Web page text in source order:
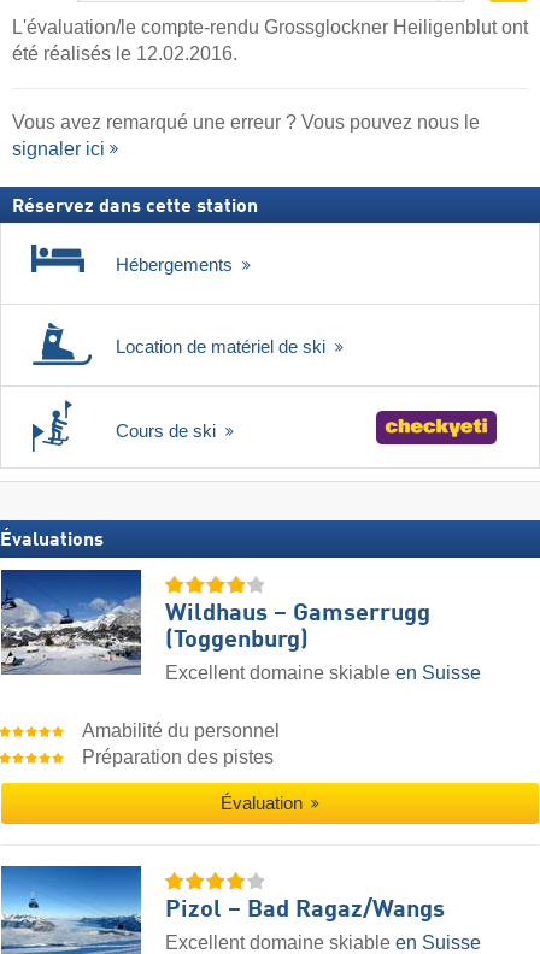
L'évaluation/le compte-rendu Grossglockner Heiligenblut ont
été réalisés le 12.02.2016.
Vous avez remarqué une erreur ? Vous pouvez nous le
signaler ici
Réservez dans cette station
Hébergements
Location de matériel de ski
Cours de ski
Évaluations
Wildhaus – Gamserrugg
(Toggenburg)
Excellent domaine skiable en Suisse
Amabilité du personnel
Préparation des pistes
Évaluation
Pizol – Bad Ragaz/​Wangs
Excellent domaine skiable en Suisse